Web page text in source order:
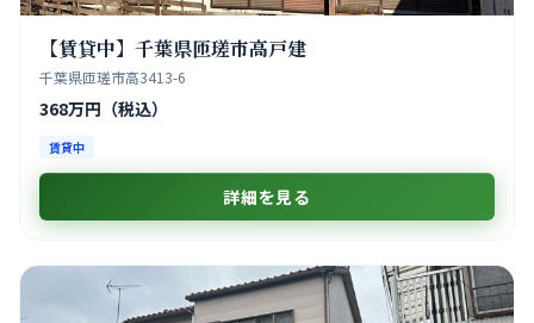
【賃貸中】千葉県匝瑳市高戸建
千葉県匝瑳市高3413-6
368万円（税込）
賃貸中
詳細を見る